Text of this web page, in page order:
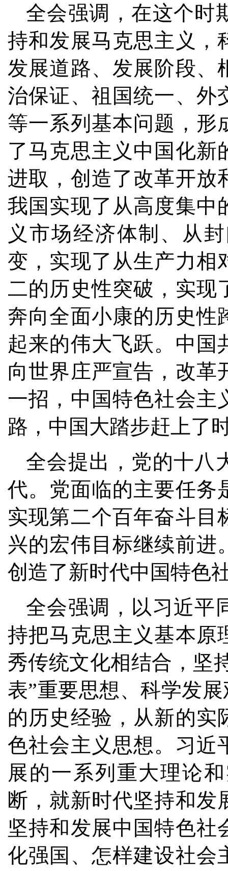
全会强调，在这个时
持和发展马克思主义，
发展道路、发展阶段、
治保证、祖国统一、外
等一系列基本问题，形
了马克思主义中国化新
进取，创造了改革开放
我国实现了从高度集中
义市场经济体制、从
变，实现了从生产力相
二的历史性突破，实现
奔向全面小康的历史性
起来的伟大飞跃。中国
向世界庄严宣告，改革
一招，中国特色社会主
路，中国大踏步赶上了
全会提出，党的十八
代。党面临的主要任务
实现第二个百年奋斗目
兴的宏伟目标继续前进
创造了新时代中国特色
全会强调，以习近平
持把马克思主义基本原
秀传统文化相结合，坚
表”重要思想、科学发
的历史经验，从新的实
色社会主义思想。习近
展的一系列重大理论
断，就新时代坚持和发
坚持和发展中国特色社
化强国、怎样建设社会